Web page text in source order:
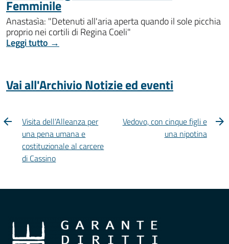
Femminile
Anastasìa: "Detenuti all'aria aperta quando il sole picchia
proprio nei cortili di Regina Coeli"
Leggi tutto →
Vai all'Archivio Notizie ed eventi
Visita dell’Alleanza per
una pena umana e
costituzionale al carcere
di Cassino
Vedovo, con cinque figli e
una nipotina